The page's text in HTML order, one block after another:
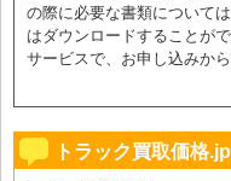
の際に必要な書類について
はダウンロードすることが
サービスで、お申し込みか
トラック買取価格